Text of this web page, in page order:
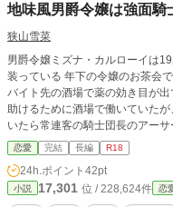
地味風男爵令嬢は強面騎
狭山雪菜
男爵令嬢ミズナ・カルローイは
装っている 年下の令嬢のお茶会
バイト先の酒場で薬の効き目が
助けるために酒場で働いていた
いたら常連客の騎士団長のアー
されていない状況になった 全編甘々を目指してます。 不定期更新です。 この作
品は「小説家になろう」にも掲載
恋愛 完結 長編 R18
24h.ポイント 42pt
小説 17,301 位 / 228,624件 恋